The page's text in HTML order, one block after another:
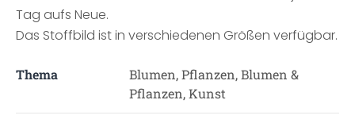
Tag aufs Neue.
Das Stoffbild ist in verschiedenen Größen verfügbar.
Thema
Blumen, Pflanzen, Blumen &
Pflanzen, Kunst